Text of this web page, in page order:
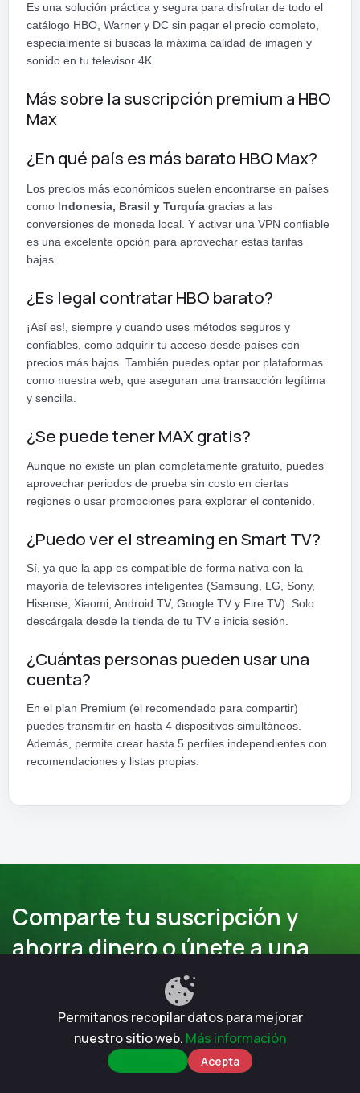
Es una solución práctica y segura para disfrutar de todo el
catálogo HBO, Warner y DC sin pagar el precio completo,
especialmente si buscas la máxima calidad de imagen y
sonido en tu televisor 4K.
Más sobre la suscripción premium a HBO
Max
¿En qué país es más barato HBO Max?
Los precios más económicos suelen encontrarse en países
como Indonesia, Brasil y Turquía gracias a las
conversiones de moneda local. Y activar una VPN confiable
es una excelente opción para aprovechar estas tarifas
bajas.
¿Es legal contratar HBO barato?
¡Así es!, siempre y cuando uses métodos seguros y
confiables, como adquirir tu acceso desde países con
precios más bajos. También puedes optar por plataformas
como nuestra web, que aseguran una transacción legítima
y sencilla.
¿Se puede tener MAX gratis?
Aunque no existe un plan completamente gratuito, puedes
aprovechar periodos de prueba sin costo en ciertas
regiones o usar promociones para explorar el contenido.
¿Puedo ver el streaming en Smart TV?
Sí, ya que la app es compatible de forma nativa con la
mayoría de televisores inteligentes (Samsung, LG, Sony,
Hisense, Xiaomi, Android TV, Google TV y Fire TV). Solo
descárgala desde la tienda de tu TV e inicia sesión.
¿Cuántas personas pueden usar una
cuenta?
En el plan Premium (el recomendado para compartir)
puedes transmitir en hasta 4 dispositivos simultáneos.
Además, permite crear hasta 5 perfiles independientes con
recomendaciones y listas propias.
Comparte tu suscripción y
ahorra dinero o únete a una
Comprar suscripción Vender suscripción
Permítanos recopilar datos para mejorar
nuestro sitio web. Más información
Acepta